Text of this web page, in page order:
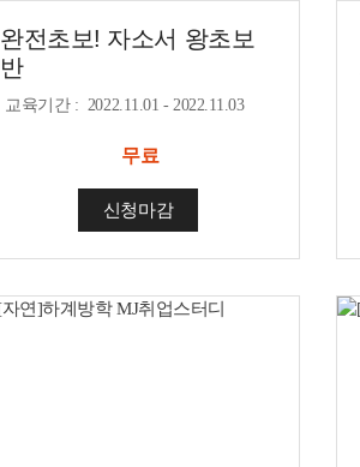
완전초보! 자소서 왕초보
반
교육기간: 2022.11.01 - 2022.11.03
무료
신청마감